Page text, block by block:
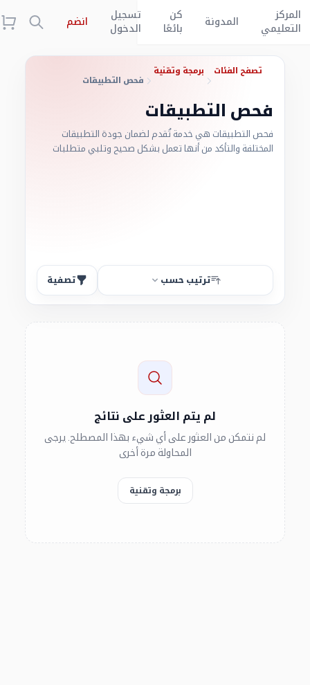
المركز
التعليمي
المدونة
كن
بائعًا
تسجيل
الدخول
انضم
تصفح الفئات
برمجة وتقنية
فحص التطبيقات
فحص التطبيقات
فحص التطبيقات هي خدمة تُقدم لضمان جودة التطبيقات
المختلفة والتأكد من أنها تعمل بشكل صحيح وتلبي متطلبات
ترتيب حسب تصفية
لم يتم العثور على نتائج
لم نتمكن من العثور على أي شيء بهذا المصطلح. يرجى
المحاولة مرة أخرى
برمجة وتقنية